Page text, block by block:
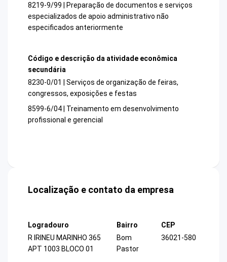
8219-9/99 | Preparação de documentos e serviços
especializados de apoio administrativo não
especificados anteriormente
Código e descrição da atividade econômica
secundária
8230-0/01 | Serviços de organização de feiras,
congressos, exposições e festas
8599-6/04 | Treinamento em desenvolvimento
profissional e gerencial
Localização e contato da empresa
Logradouro
R IRINEU MARINHO 365
APT 1003 BLOCO 01
Bairro
Bom
Pastor
CEP
36021-580